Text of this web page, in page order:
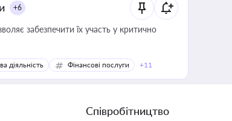
+6
забезпечити їх участь у критично
діяльність Фінансові послуги +11
Співробітництво